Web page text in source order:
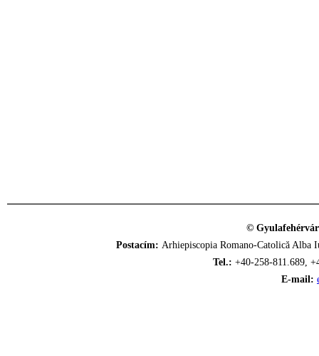
©
Postacím: Arhiepiscopia Romano-Catolică
Tel.: +40-258-811.689,
E-mail: